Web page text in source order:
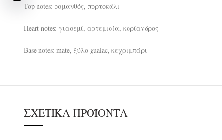
Top notes: οσμανθός, πορτοκάλι
Heart notes: γιασεμί, αρτεμισία, κορίανδρος
Base notes: mate, ξύλο guaiac, κεχριμπάρι
ΣΧΕΤΙΚΆ ΠΡΟΪΌΝΤΑ